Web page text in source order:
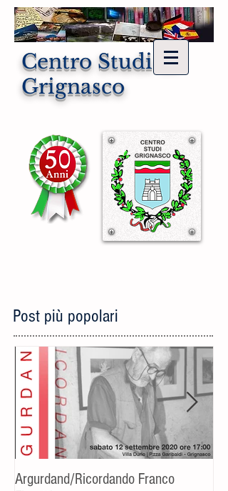
Centro Studi di
Grignasco
Post più popolari
Argurdand/Ricordando Franco